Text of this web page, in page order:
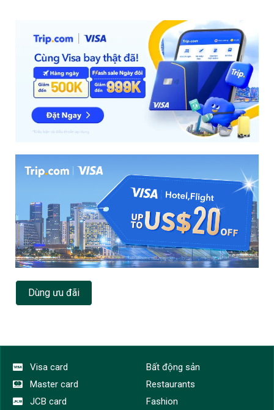
Dùng ưu đãi
Visa card
Master card
JCB card
Bất động sản
Restaurants
Fashion